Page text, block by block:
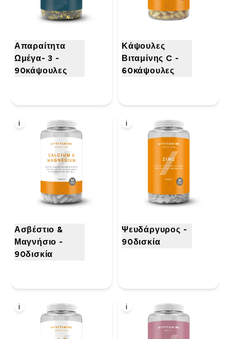
Απαραίτητα
Ωμέγα- 3 -
90κάψουλες
Κάψουλες
Βιταμίνης C -
60κάψουλες
i
Ασβέστιο &
Μαγνήσιο -
90δισκία
i
Ψευδάργυρος -
90δισκία
i i